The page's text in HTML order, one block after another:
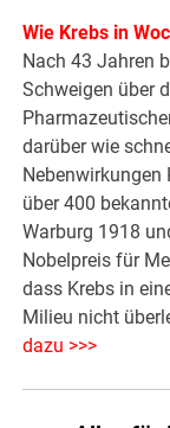
Wie Krebs in
Nach 43 Jahren
Schweigen über
darüber wie
Nebenwirkungen
über 400
Warburg 1918
Nobelpreis für
dass Krebs in
Milieu nicht
dazu >>>